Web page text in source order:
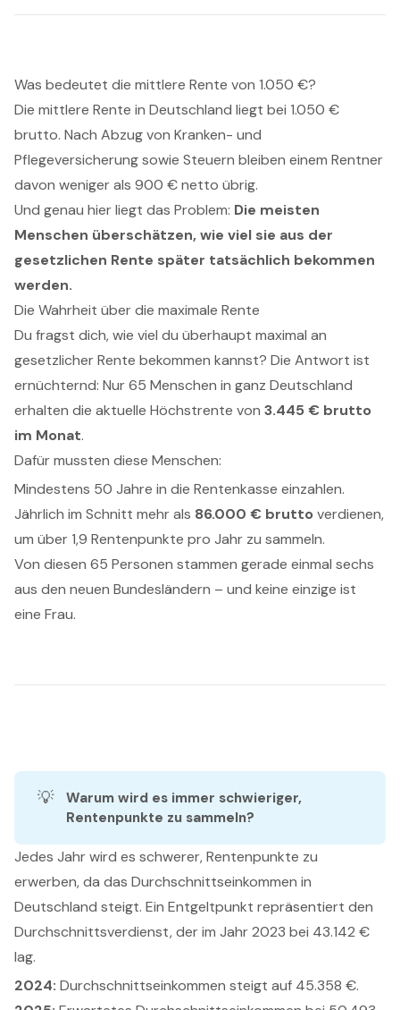
Was bedeutet die mittlere Rente von 1.050 €?
Die mittlere Rente in Deutschland liegt bei 1.050 €
brutto. Nach Abzug von Kranken- und
Pflegeversicherung sowie Steuern bleiben einem Rentner
davon weniger als 900 € netto übrig.
Und genau hier liegt das Problem: Die meisten
Menschen überschätzen, wie viel sie aus der
gesetzlichen Rente später tatsächlich bekommen
werden.
Die Wahrheit über die maximale Rente
Du fragst dich, wie viel du überhaupt maximal an
gesetzlicher Rente bekommen kannst? Die Antwort ist
ernüchternd: Nur 65 Menschen in ganz Deutschland
erhalten die aktuelle Höchstrente von 3.445 € brutto
im Monat.
Dafür mussten diese Menschen:
Mindestens 50 Jahre in die Rentenkasse einzahlen.
Jährlich im Schnitt mehr als 86.000 € brutto verdienen,
um über 1,9 Rentenpunkte pro Jahr zu sammeln.
Von diesen 65 Personen stammen gerade einmal sechs
aus den neuen Bundesländern – und keine einzige ist
eine Frau.
💡
Warum wird es immer schwieriger,
Rentenpunkte zu sammeln?
Jedes Jahr wird es schwerer, Rentenpunkte zu
erwerben, da das Durchschnittseinkommen in
Deutschland steigt. Ein Entgeltpunkt repräsentiert den
Durchschnittsverdienst, der im Jahr 2023 bei 43.142 €
lag.
2024: Durchschnittseinkommen steigt auf 45.358 €.